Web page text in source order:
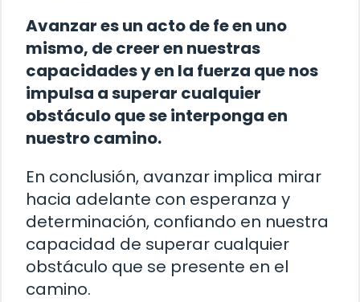
Avanzar es un acto de fe en uno
mismo, de creer en nuestras
capacidades y en la fuerza que nos
impulsa a superar cualquier
obstáculo que se interponga en
nuestro camino.
En conclusión, avanzar implica mirar
hacia adelante con esperanza y
determinación, confiando en nuestra
capacidad de superar cualquier
obstáculo que se presente en el
camino.